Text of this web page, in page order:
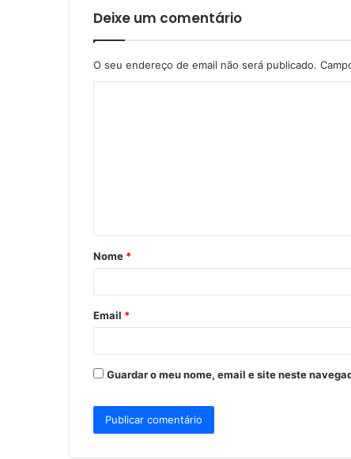
Deixe um comentário
O seu endereço de email não será publicado.
á
r
*
Nome *
Email *
Guardar o meu nome, email e site neste